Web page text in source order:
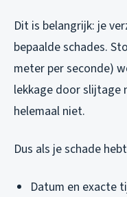
Dit is belangrijk: je
bepaalde schades.
meter per seconde)
lekkage door slijtage
helemaal niet.
Dus als je schade
Datum en exacte